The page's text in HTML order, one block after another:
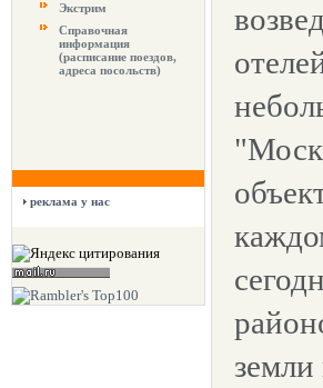
Экстрим
Справочная
информация
(расписание поездов,
адреса посольств)
реклама у нас